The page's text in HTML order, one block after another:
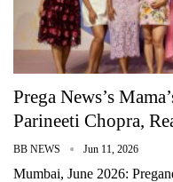
Prega News’s
Parineeti Chopra,
BB NEWS Jun 11, 2026
Mumbai, June 2026: